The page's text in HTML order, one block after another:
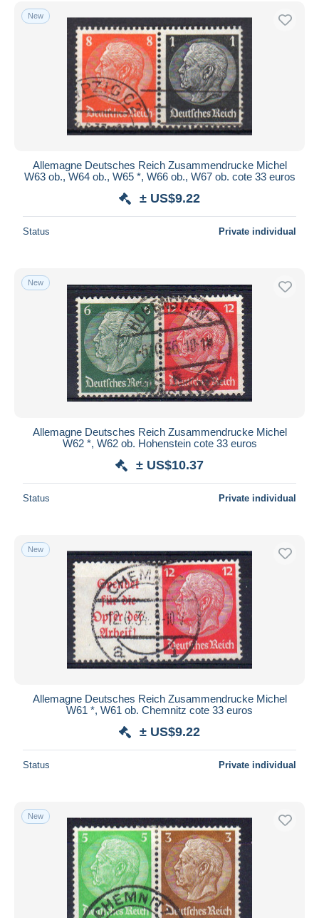
Free shipping
Payment methods
PayPal
Bank transfer
Visa
MasterCard
Bancontact
Maestro
Seller's residence
Submit
New
Allemagne Deutsches Reich Zusammendrucke Michel
W63 ob., W64 ob., W65 *, W66 ob., W67 ob. cote 33 euros
± US$9.22
Status Private individual
New
Allemagne Deutsches Reich Zusammendrucke Michel
W62 *, W62 ob. Hohenstein cote 33 euros
± US$10.37
Status Private individual
New
Allemagne Deutsches Reich Zusammendrucke Michel
W61 *, W61 ob. Chemnitz cote 33 euros
± US$9.22
Status Private individual
New